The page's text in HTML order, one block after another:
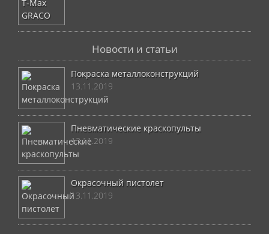
Новости и статьи
Покраска металлоконструкций
13.11.2019
Пневматические краскопульты
13.11.2019
Окрасочный пистолет
13.11.2019